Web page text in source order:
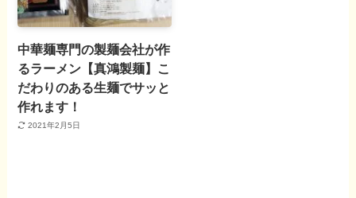
中華麺専門の製麺会社が作
るラーメン【真鴻製麺】こ
だわりのある生麺でサッと
作れます！
2021年2月5日